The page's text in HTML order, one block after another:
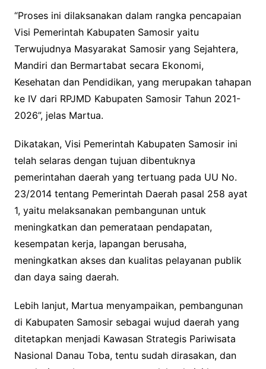
“Proses ini dilaksanakan dalam rangka pencapaian
Visi Pemerintah Kabupaten Samosir yaitu
Terwujudnya Masyarakat Samosir yang Sejahtera,
Mandiri dan Bermartabat secara Ekonomi,
Kesehatan dan Pendidikan, yang merupakan tahapan
ke IV dari RPJMD Kabupaten Samosir Tahun 2021-
2026”, jelas Martua.
Dikatakan, Visi Pemerintah Kabupaten Samosir ini
telah selaras dengan tujuan dibentuknya
pemerintahan daerah yang tertuang pada UU No.
23/2014 tentang Pemerintah Daerah pasal 258 ayat
1, yaitu melaksanakan pembangunan untuk
meningkatkan dan pemerataan pendapatan,
kesempatan kerja, lapangan berusaha,
meningkatkan akses dan kualitas pelayanan publik
dan daya saing daerah.
Lebih lanjut, Martua menyampaikan, pembangunan
di Kabupaten Samosir sebagai wujud daerah yang
ditetapkan menjadi Kawasan Strategis Pariwisata
Nasional Danau Toba, tentu sudah dirasakan, dan